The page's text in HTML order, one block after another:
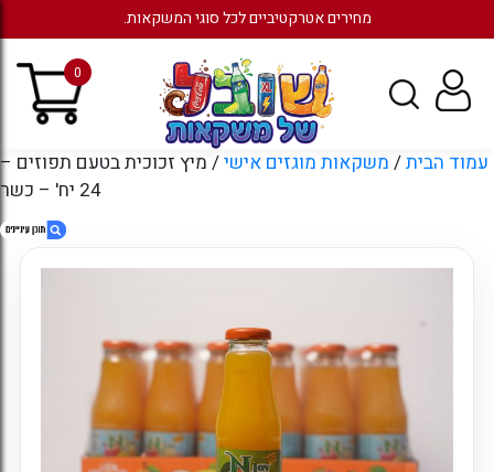
2. חוות דעת
3. מוצרים קשורים
5. ארכיונים
6. קטגוריות
מחירים אטרקטיביים לכל סוגי המשקאות.
0
עמוד הבית/ משקאות מוגזים אישי/ מיץ זכוכית בטעם תפוזים –
24 יח' – כשר